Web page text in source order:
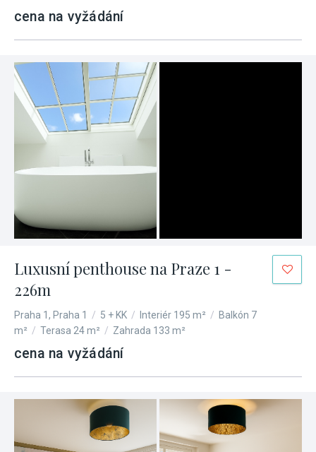
cena na vyžádání
Luxusní penthouse na Praze 1 -
226m
Praha 1, Praha 1 / 5 + KK / Interiér 195 m² / Balkón 7
m² / Terasa 24 m² / Zahrada 133 m²
cena na vyžádání